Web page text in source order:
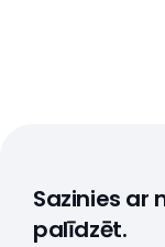
Sazinies ar
palīdzēt.